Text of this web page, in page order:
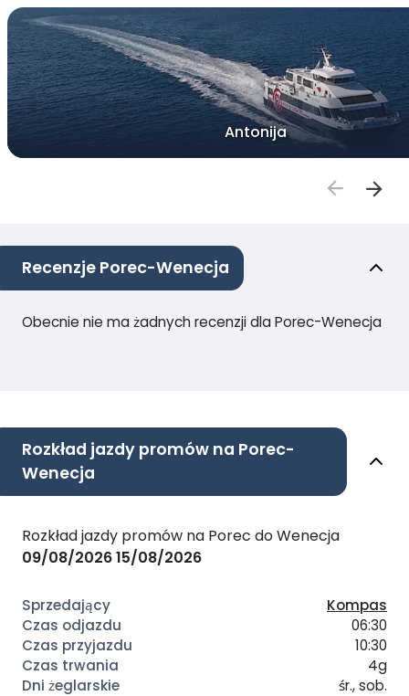
Antonija
Recenzje Porec-Wenecja
Obecnie nie ma żadnych recenzji dla Porec-Wenecja
Rozkład jazdy promów na Porec-
Wenecja
Rozkład jazdy promów na Porec do Wenecja
09/08/202615/08/2026
Kompas
06:30
10:30
4g
śr., sob.